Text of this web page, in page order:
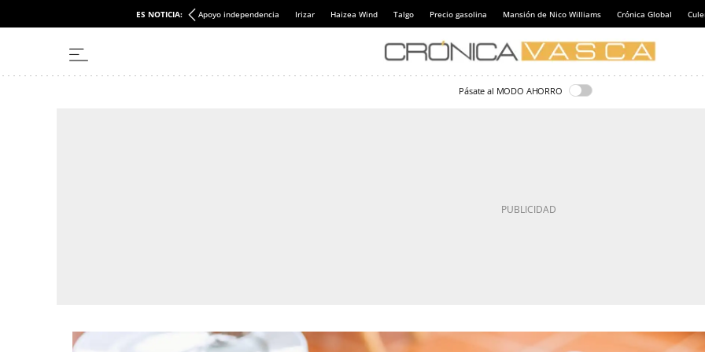
ES NOTICIA: Apoyo independencia Irizar Haizea Wind Talgo Precio gasolina Mansión de Nico Williams Crónica Global
Pásate al MODO AHORRO